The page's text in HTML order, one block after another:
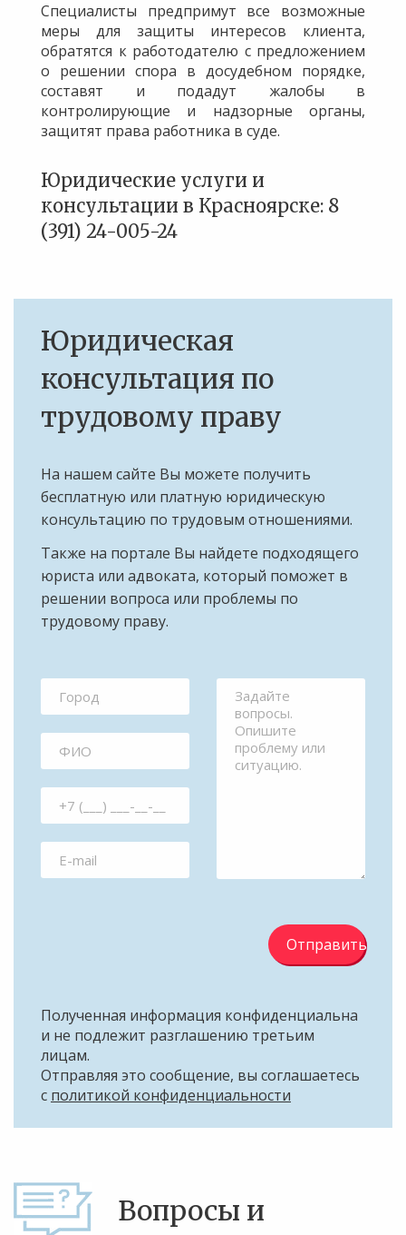
Специалисты предпримут все возможные
меры для защиты интересов клиента,
обратятся к работодателю с предложением
о решении спора в досудебном порядке,
составят и подадут жалобы в
контролирующие и надзорные органы,
защитят права работника в суде.
Юридические услуги и
консультации в Красноярске: 8
(391) 24-005-24
Юридическая
консультация по
трудовому праву
На нашем сайте Вы можете получить
бесплатную или платную юридическую
консультацию по трудовым отношениями.
Также на портале Вы найдете подходящего
юриста или адвоката, который поможет в
решении вопроса или проблемы по
трудовому праву.
Отправить
Полученная информация конфиденциальна
и не подлежит разглашению третьим
лицам.
Отправляя это сообщение, вы соглашаетесь
с политикой конфиденциальности
Вопросы и